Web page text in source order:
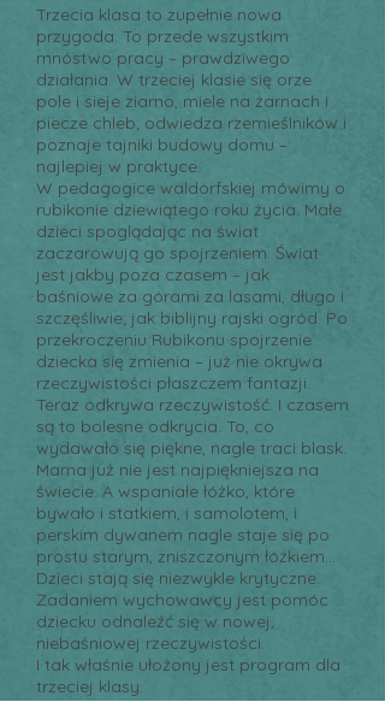
Trzecia klasa to zupełnie nowa
przygoda. To przede wszystkim
mnóstwo pracy – prawdziwego
działania. W trzeciej klasie się orze
pole i sieje ziarno, miele na żarnach i
piecze chleb; odwiedza rzemieślników i
poznaje tajniki budowy domu –
najlepiej w praktyce.
W pedagogice waldorfskiej mówimy o
rubikonie dziewiątego roku życia. Małe
dzieci spoglądając na świat
zaczarowują go spojrzeniem. Świat
jest jakby poza czasem – jak
baśniowe za górami za lasami, długo i
szczęśliwie; jak biblijny rajski ogród. Po
przekroczeniu Rubikonu spojrzenie
dziecka się zmienia – już nie okrywa
rzeczywistości płaszczem fantazji.
Teraz odkrywa rzeczywistość. I czasem
są to bolesne odkrycia. To, co
wydawało się piękne, nagle traci blask.
Mama już nie jest najpiękniejsza na
świecie. A wspaniałe łóżko, które
bywało i statkiem, i samolotem, i
perskim dywanem nagle staje się po
prostu starym, zniszczonym łóżkiem...
Dzieci stają się niezwykle krytyczne.
Zadaniem wychowawcy jest pomóc
dziecku odnaleźć się w nowej,
niebaśniowej rzeczywistości.
I tak właśnie ułożony jest program dla
trzeciej klasy.